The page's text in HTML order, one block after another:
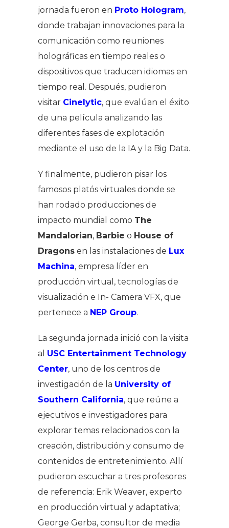
jornada fueron en Proto Hologram,
donde trabajan innovaciones para la
comunicación como reuniones
holográficas en tiempo reales o
dispositivos que traducen idiomas en
tiempo real. Después, pudieron
visitar Cinelytic, que evalúan el éxito
de una película analizando las
diferentes fases de explotación
mediante el uso de la IA y la Big Data.
Y finalmente, pudieron pisar los
famosos platós virtuales donde se
han rodado producciones de
impacto mundial como The
Mandalorian, Barbie o House of
Dragons en las instalaciones de Lux
Machina, empresa líder en
producción virtual, tecnologías de
visualización e In- Camera VFX, que
pertenece a NEP Group.
La segunda jornada inició con la visita
al USC Entertainment Technology
Center, uno de los centros de
investigación de la University of
Southern California, que reúne a
ejecutivos e investigadores para
explorar temas relacionados con la
creación, distribución y consumo de
contenidos de entretenimiento. Allí
pudieron escuchar a tres profesores
de referencia: Erik Weaver, experto
en producción virtual y adaptativa;
George Gerba, consultor de media